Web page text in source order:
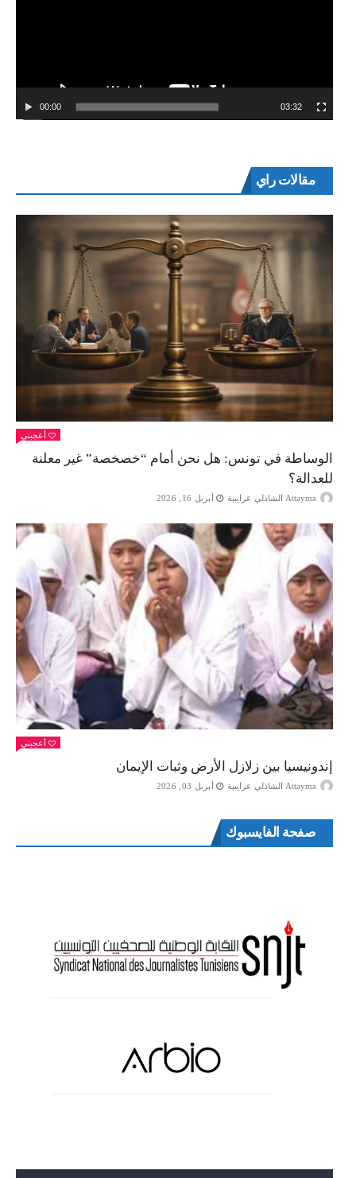
00:00 03:32
مقالات راي
أعجبني
الوساطة في تونس: هل نحن أمام “خصخصة” غير معلنة
للعدالة؟
Attayma الشاذلي عرايبية أبريل 16, 2026
أعجبني
إندونيسيا بين زلازل الأرض وثبات الإيمان
Attayma الشاذلي عرايبية أبريل 03, 2026
صفحة الفايسبوك